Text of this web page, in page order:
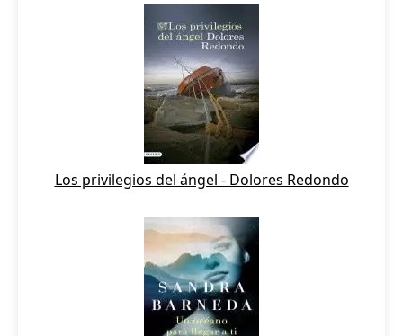
Los privilegios del ángel - Dolores Redondo